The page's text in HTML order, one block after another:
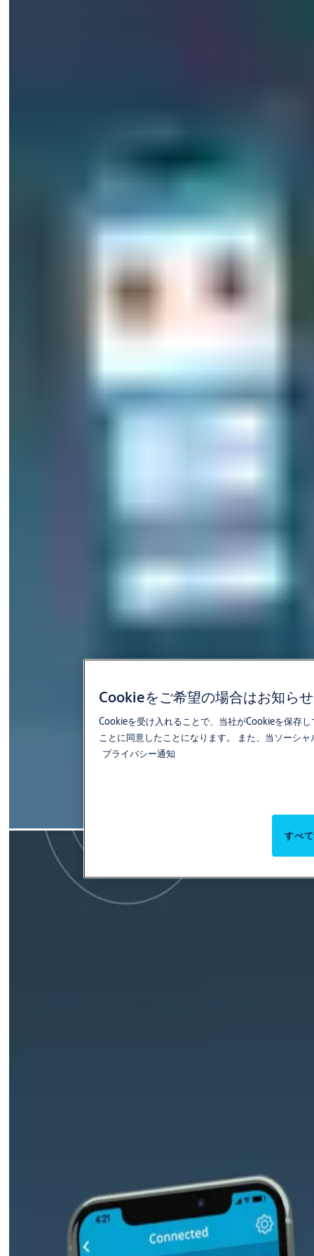
Cookieをご希望の場合はお知ら
Cookieを受け入れることで、当社がCookieを保存
ことに同意したことになります。 また、当ソーシ
プライバシー通知
すべ